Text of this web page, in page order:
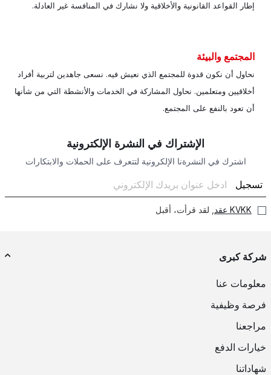
إطار القواعد القانونية والأخلاقية ولا نشارك في المنافسة غير العادلة.
المجتمع والبيئة
نحاول أن نكون قدوة للمجتمع الذي نعيش فيه. نسعى جاهدين لتربية أفراد
أخلاقيين ومتعلمين. نحاول المشاركة في الخدمات والأنشطة التي من شأنها
أن تعود بالنفع على المجتمع.
الإشتراك في النشرة الإلكترونية
اشترك في النشرةنا الإلكرونية لتتعرف على الحملات والابتكارات
تسجيل
KVKK عقد , لقد قرأت، أقبل
شركة كبرى
معلومات عنا
فرصة وظيفية
مراجعنا
خيارات الدفع
شهاداتنا